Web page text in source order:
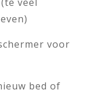
voor
bed of